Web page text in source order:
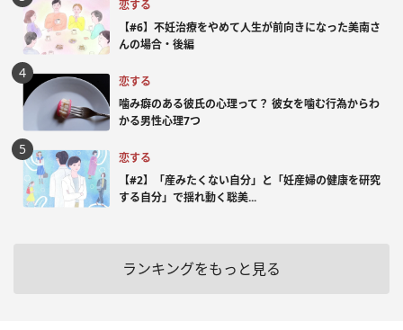
恋する
【#6】不妊治療をやめて人生が前向きになった美南さ
んの場合・後編
恋する
噛み癖のある彼氏の心理って？ 彼女を噛む行為からわ
かる男性心理7つ
恋する
【#2】「産みたくない自分」と「妊産婦の健康を研究
する自分」で揺れ動く聡美...
ランキングをもっと見る